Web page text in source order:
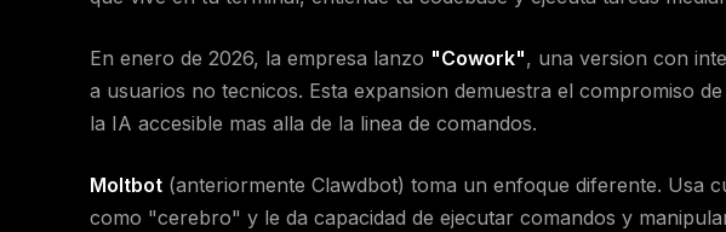
En enero de 2026, la empresa lanzo "Cowork", una version con
a usuarios no tecnicos. Esta expansion demuestra el compromiso
la IA accesible mas alla de la linea de comandos.
Moltbot (anteriormente Clawdbot) toma un enfoque diferente. Usa
como "cerebro" y le da capacidad de ejecutar comandos y